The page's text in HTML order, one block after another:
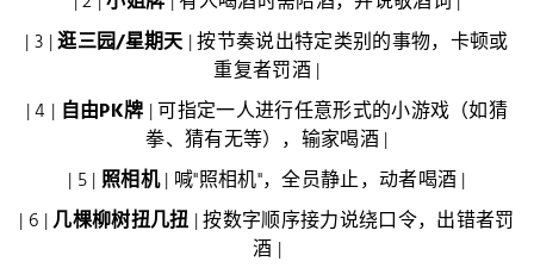
| 3 |逛三园/星期天| 按节奏说出特定类别的事物，卡顿或
重复者罚酒 |
| 4 | 自由PK牌 | 可指定一人进行任意形式的小游戏（如猜
拳、猜有无等），输家喝酒 |
| 5 |照相机| 喊"照相机"，全员静止，动者喝酒 |
| 6 |几棵柳树扭几扭 | 按数字顺序接力说绕口令，出错者罚
酒 |